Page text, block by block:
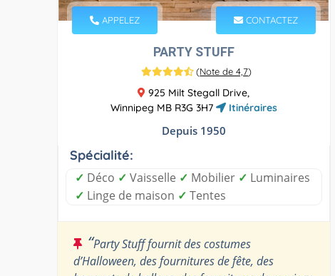
APPELEZ CONTACTEZ
PARTY STUFF
(Note de 4,7)
925 Milt Stegall Drive,
Winnipeg MB R3G 3H7
Itinéraires
Depuis 1950
Spécialité:
✓ Déco ✓ Vaisselle ✓ Mobilier ✓ Luminaires
✓ Linge de maison ✓ Tentes
“Party Stuff fournit des costumes
d’Halloween, des fournitures de fête, des